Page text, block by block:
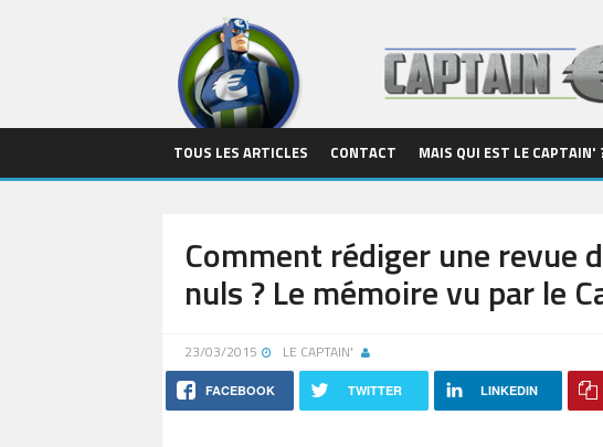
TOUS LES ARTICLES CONTACT MAIS QUI EST LE CAPTAIN'
Comment rédiger une revue
nuls ? Le mémoire vu par le
23/03/2015 LE CAPTAIN'
FACEBOOK TWITTER LINKEDIN